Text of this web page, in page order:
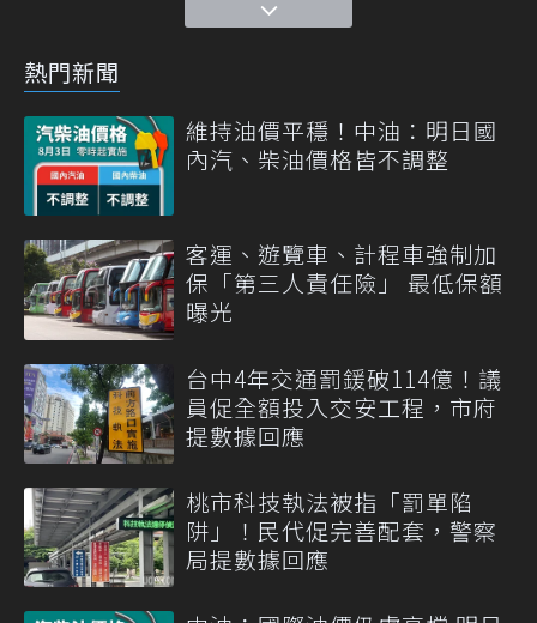
熱門新聞
維持油價平穩！中油：明日國
內汽、柴油價格皆不調整
客運、遊覽車、計程車強制加
保「第三人責任險」 最低保額
曝光
台中4年交通罰鍰破114億！議
員促全額投入交安工程，市府
提數據回應
桃市科技執法被指「罰單陷
阱」！民代促完善配套，警察
局提數據回應